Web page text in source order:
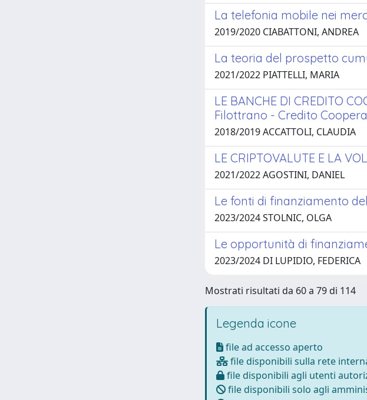
La telefonia mobile nei
2019/2020 CIABATTONI, ANDREA
La teoria del prospetto
2021/2022 PIATTELLI, MARIA
LE BANCHE DI CREDITO
Filottrano - Credito
2018/2019 ACCATTOLI, CLAUDIA
LE CRIPTOVALUTE E LA
2021/2022 AGOSTINI, DANIEL
Le fonti di finanziamento
2023/2024 STOLNIC, OLGA
Le opportunità di
2023/2024 DI LUPIDIO, FEDERICA
Mostrati risultati da 60 a 79 di 114
Legenda icone
file ad accesso aperto
file disponibili sulla rete
file disponibili agli utenti
file disponibili solo agli